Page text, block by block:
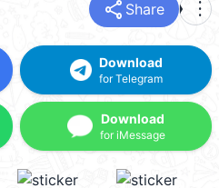
share Share more_vert
Download
for Telegram
Download
for iMessage